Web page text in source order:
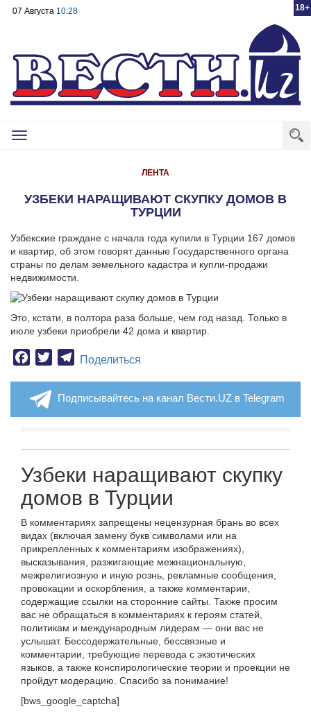
18+
07 Августа 10:28
Toggle
ЛЕНТА
УЗБЕКИ НАРАЩИВАЮТ СКУПКУ ДОМОВ В
ТУРЦИИ
Узбекские граждане с начала года купили в Турции 167 домов
и квартир, об этом говорят данные Государственного органа
страны по делам земельного кадастра и купли-продажи
недвижимости.
Это, кстати, в полтора раза больше, чем год назад. Только в
июле узбеки приобрели 42 дома и квартир.
Facebook
TwitterTelegram
Поделиться
Подписывайтесь на канал Вести.UZ в Telegram
Узбеки наращивают скупку
домов в Турции
В комментариях запрещены нецензурная брань во всех
видах (включая замену букв символами или на
прикрепленных к комментариям изображениях),
высказывания, разжигающие межнациональную,
межрелигиозную и иную рознь, рекламные сообщения,
провокации и оскорбления, а также комментарии,
содержащие ссылки на сторонние сайты. Также просим
вас не обращаться в комментариях к героям статей,
политикам и международным лидерам — они вас не
услышат. Бессодержательные, бессвязные и
комментарии, требующие перевода с экзотических
языков, а также конспирологические теории и проекции не
пройдут модерацию. Спасибо за понимание!
[bws_google_captcha]